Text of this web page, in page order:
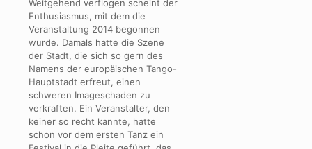
Weitgehend verflogen scheint der
Enthusiasmus, mit dem die
Veranstaltung 2014 begonnen
wurde. Damals hatte die Szene
der Stadt, die sich so gern des
Namens der europäischen Tango-
Hauptstadt erfreut, einen
schweren Imageschaden zu
verkraften. Ein Veranstalter, den
keiner so recht kannte, hatte
schon vor dem ersten Tanz ein